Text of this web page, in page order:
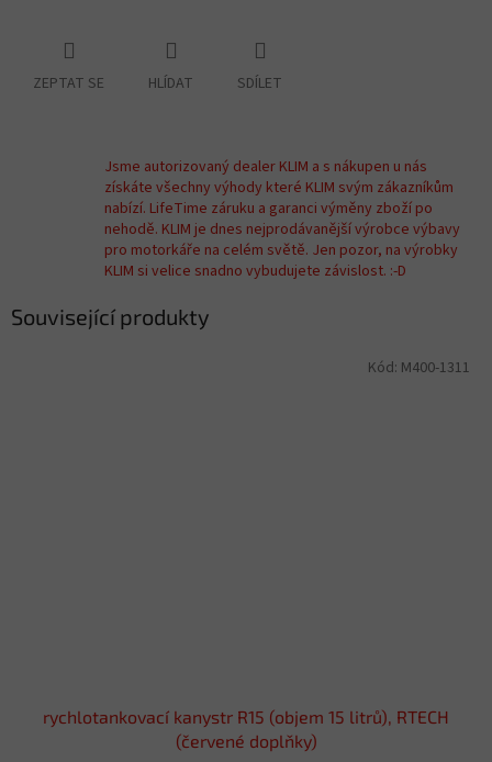
ZEPTAT SE HLÍDAT SDÍLET
Jsme autorizovaný dealer KLIM a s nákupen u nás
získáte všechny výhody které KLIM svým zákazníkům
nabízí. LifeTime záruku a garanci výměny zboží po
nehodě. KLIM je dnes nejprodávanější výrobce výbavy
pro motorkáře na celém světě. Jen pozor, na výrobky
KLIM si velice snadno vybudujete závislost. :-D
Související produkty
rychlotankovací kanystr R15 (objem 15 litrů), RTECH
(červené doplňky)
Kód: M400-1311